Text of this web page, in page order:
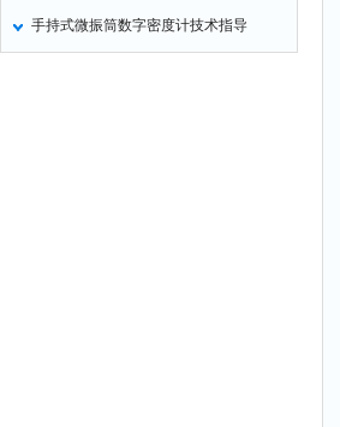
计算机
手持式微振筒数字密度计技术指导